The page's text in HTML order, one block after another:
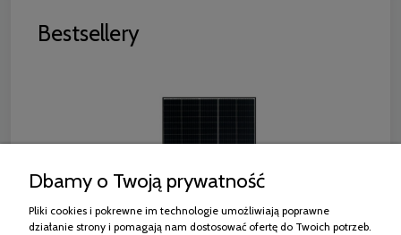
Bestsellery
Dbamy o Twoją prywatność
Pliki cookies i pokrewne im technologie umożliwiają poprawne
działanie strony i pomagają nam dostosować ofertę do Twoich potrzeb.